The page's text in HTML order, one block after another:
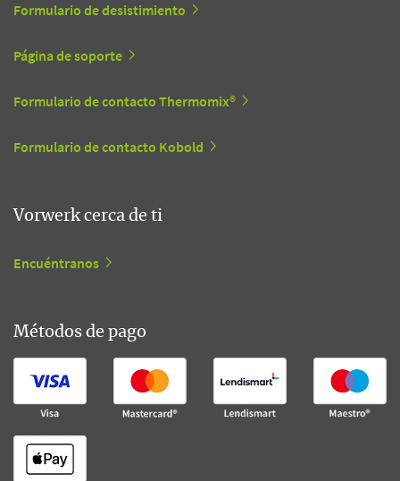
Formulario de desistimiento
Página de soporte
Formulario de contacto Thermomix®
Formulario de contacto Kobold
Vorwerk cerca de ti
Encuéntranos
Métodos de pago